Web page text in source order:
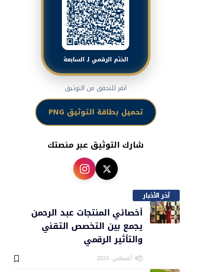
الختم الرقمي لـ السابعة
انقر للتحقق من التوثيق
تحميل بطاقة التوثيق PNG
شارك التوثيق عبر منصتك
آخر الأخبار
أخصائي المنتجات عبد الرحمن
يجمع بين التخصص التقني
والتأثير الرقمي
4 أغسطس، 2026